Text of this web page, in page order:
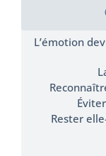
L’émotion
Rester